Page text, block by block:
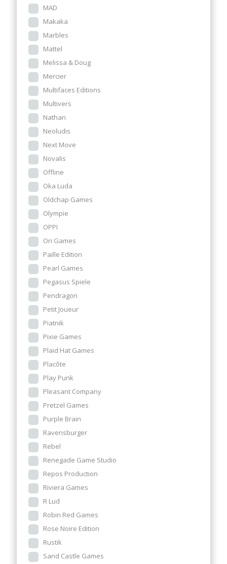
MAD
Makaka
Marbles
Mattel
Melissa & Doug
Mercier
Multifaces Editions
Multivers
Nathan
Neoludis
Next Move
Novalis
Offline
Oka Luda
Oldchap Games
Olympie
OPPI
Ori Games
Paille Edition
Pearl Games
Pegasus Spiele
Pendragon
Petit Joueur
Piatnik
Pixie Games
Plaid Hat Games
Placôte
Play Punk
Pleasant Company
Pretzel Games
Purple Brain
Ravensburger
Rebel
Renegade Game Studio
Repos Production
Riviera Games
R Lud
Robin Red Games
Rose Noire Edition
Rustik
Sand Castle Games